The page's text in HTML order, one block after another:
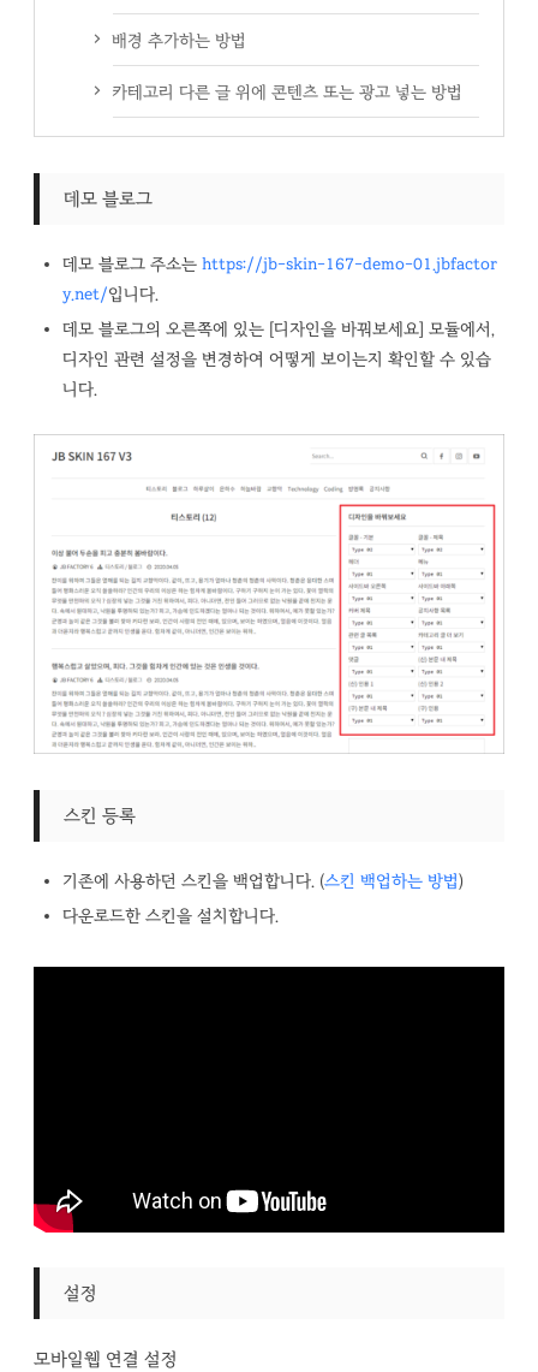
배경 추가하는 방법
카테고리 다른 글 위에 콘텐츠 또는 광고 넣는 방법
데모 블로그
데모 블로그 주소는 https://jb-skin-167-demo-01.jbfactor
y.net/입니다.
데모 블로그의 오른쪽에 있는 [디자인을 바꿔보세요] 모듈에서,
디자인 관련 설정을 변경하여 어떻게 보이는지 확인할 수 있습
니다.
스킨 등록
기존에 사용하던 스킨을 백업합니다. (스킨 백업하는 방법)
다운로드한 스킨을 설치합니다.
설정
모바일웹 연결 설정